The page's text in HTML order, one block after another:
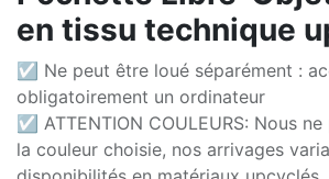
en tissu technique
☑ Ne peut être loué séparément :
obligatoirement un ordinateur
☑ ATTENTION COULEURS: Nous
la couleur choisie, nos arrivages